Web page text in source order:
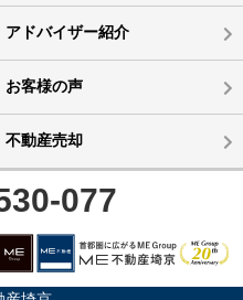
アドバイザー紹介
お客様の声
不動産売却
077